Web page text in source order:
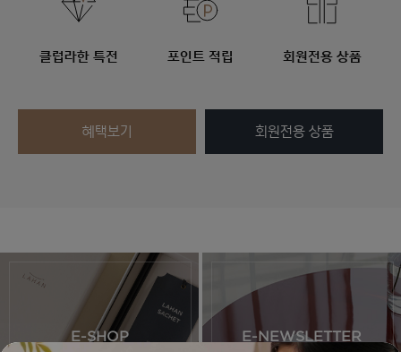
클럽라한 특전 포인트 적립 회원전용 상품
혜택보기 회원전용 상품
E-SHOP E-NEWSLETTER